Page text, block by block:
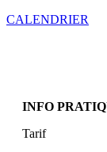
CALENDRIER
INFO
Tarif